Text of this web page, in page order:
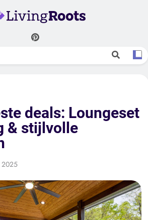
Roots
deals: Loungeset
& stijlvolle
2025